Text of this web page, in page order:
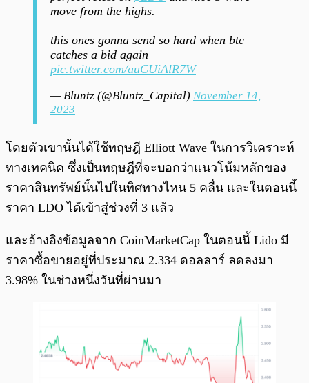
move from the highs.
this ones gonna send so hard when btc
catches a bid again
pic.twitter.com/auCUiAlR7W
— Bluntz (@Bluntz_Capital) November 14,
2023
โดยตัวเขานั้นได้ใช้ทฤษฎี Elliott Wave ในการวิเคราะห์
ทางเทคนิค ซึ่งเป็นทฤษฎีที่จะบอกว่าแนวโน้มหลักของ
ราคาสินทรัพย์นั้นไปในทิศทางไหน 5 คลื่น และในตอนนี้
ราคา LDO ได้เข้าสู่ช่วงที่ 3 แล้ว
และอ้างอิงข้อมูลจาก CoinMarketCap ในตอนนี้ Lido มี
ราคาซื้อขายอยู่ที่ประมาณ 2.334 ดอลลาร์ ลดลงมา
3.98% ในช่วงหนึ่งวันที่ผ่านมา